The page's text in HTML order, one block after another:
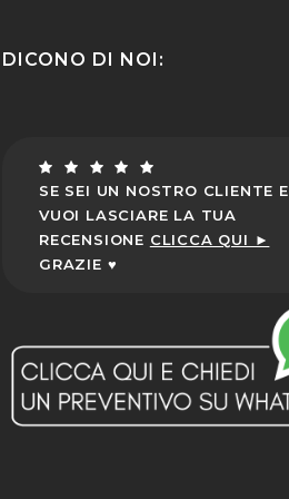
DICONO DI NOI:
SE SEI UN NOSTRO CLIENTE E
VUOI LASCIARE LA TUA
RECENSIONE CLICCA QUI ►
GRAZIE ♥